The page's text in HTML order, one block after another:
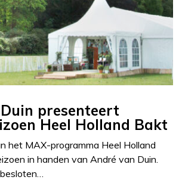
presenteert
Heel Holland Bakt
het MAX-programma Heel Holland
in handen van André van Duin.